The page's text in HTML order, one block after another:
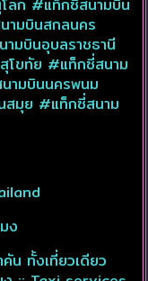
ลก #แท็กซี่สนามบิน
ามบินสกลนคร
มบินอุบลราชธานี
โขทัย #แท็กซี่สนาม
ามบินนครพนม
สมุย #แท็กซี่สนาม
ง
น ทั้งเที่ยวเดียว